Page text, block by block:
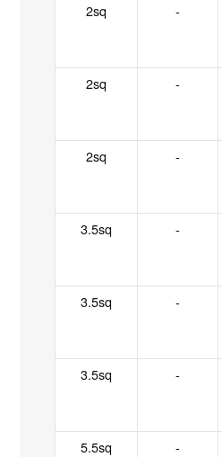
2sq -
2sq -
2sq -
3.5sq -
3.5sq -
3.5sq -
5.5sq -